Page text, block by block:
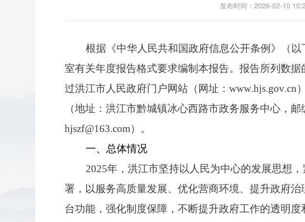
发布时间：2026-02-10
根据《中华人民共和国政府信息公开条例》（
室有关年度报告格式要求编制本报告。报告所列数据
过洪江市人民政府门户网站（网址： www.hjs.gov.cn
（地址：洪江市黔城镇冰心西路市政务服务中心，邮
hjszf@163.com）。
一、总体情况
2025年，洪江市坚持以人民为中心的发展思想
署，以服务高质量发展、优化营商环境、提升政府
台功能，强化制度保障，不断提升政府工作的透明